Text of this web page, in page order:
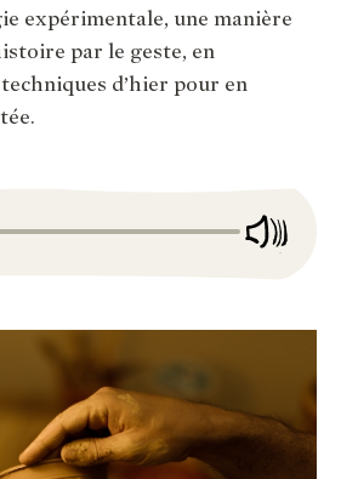
expérimentale, une manière
par le geste, en
d’hier pour en